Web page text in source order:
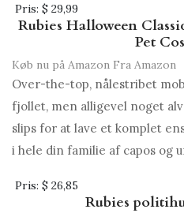
Pris: $ 29,99
Rubies Halloween
Pet
Køb nu på Amazon Fra Amazon
Over-the-top, nålestribet
fjollet, men alligevel noget
slips for at lave et komplet
i hele din familie af capos og
Pris: $ 26,85
Rubies